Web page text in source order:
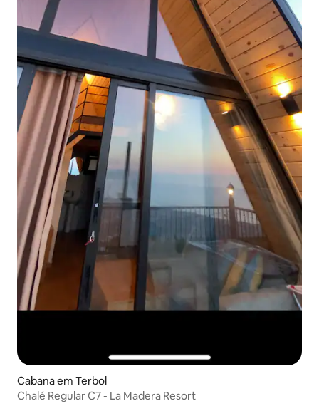
Cabana em Terbol
Chalé Regular C7 - La Madera Resort